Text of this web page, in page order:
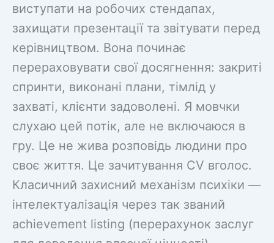
виступати на робочих стендапах,
захищати презентації та звітувати перед
керівництвом. Вона починає
перераховувати свої досягнення: закриті
спринти, виконані плани, тімлід у
захваті, клієнти задоволені. Я мовчки
слухаю цей потік, але не включаюся в
гру. Це не жива розповідь людини про
своє життя. Це зачитування CV вголос.
Класичний захисний механізм психіки —
інтелектуалізація через так званий
achievement listing (перерахунок заслуг